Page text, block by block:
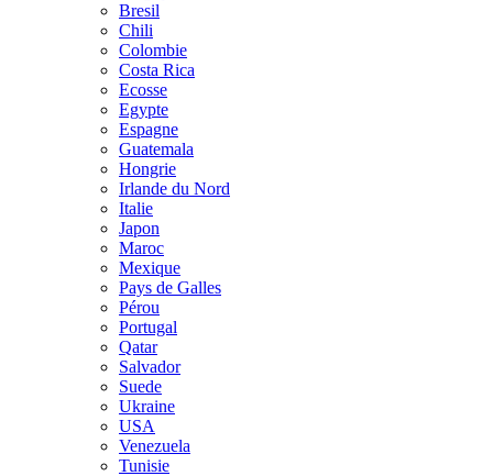
Bresil
Chili
Colombie
Costa Rica
Ecosse
Egypte
Espagne
Guatemala
Hongrie
Irlande du Nord
Italie
Japon
Maroc
Mexique
Pays de Galles
Pérou
Portugal
Qatar
Salvador
Suede
Ukraine
USA
Venezuela
Tunisie